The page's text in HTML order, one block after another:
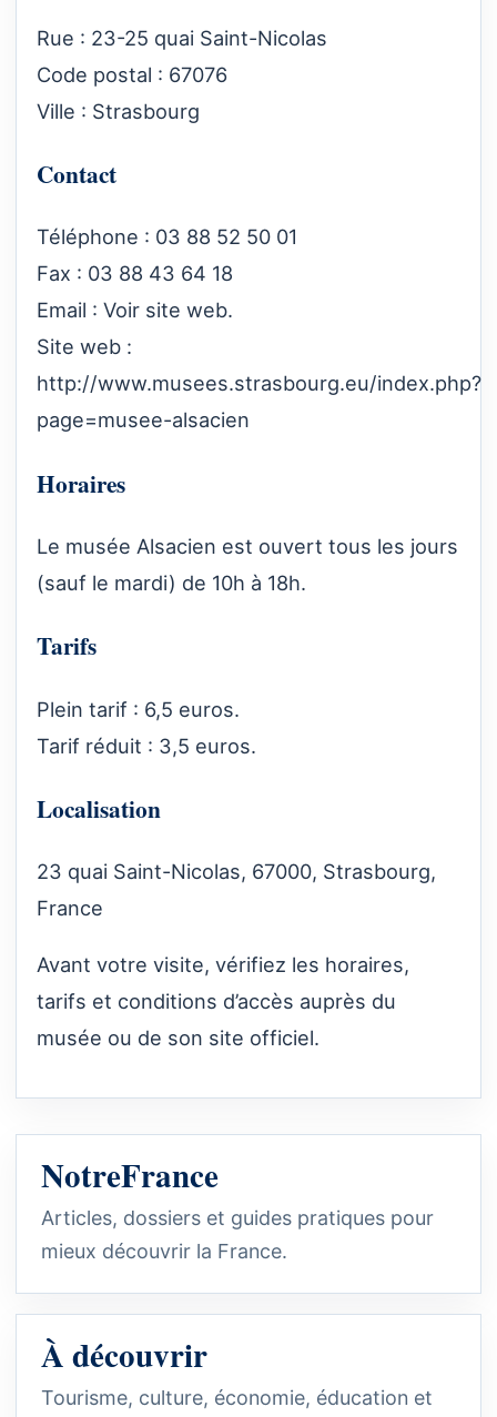
Rue : 23-25 quai Saint-Nicolas
Code postal : 67076
Ville : Strasbourg
Contact
Téléphone : 03 88 52 50 01
Fax : 03 88 43 64 18
Email : Voir site web.
Site web :
http://www.musees.strasbourg.eu/index.php?
page=musee-alsacien
Horaires
Le musée Alsacien est ouvert tous les jours
(sauf le mardi) de 10h à 18h.
Tarifs
Plein tarif : 6,5 euros.
Tarif réduit : 3,5 euros.
Localisation
23 quai Saint-Nicolas, 67000, Strasbourg,
France
Avant votre visite, vérifiez les horaires,
tarifs et conditions d’accès auprès du
musée ou de son site officiel.
NotreFrance
Articles, dossiers et guides pratiques pour
mieux découvrir la France.
À découvrir
Tourisme, culture, économie, éducation et